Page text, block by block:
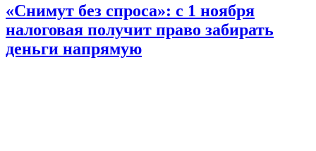
«Снимут без спроса»: с 1 ноября
налоговая получит право забирать
деньги напрямую